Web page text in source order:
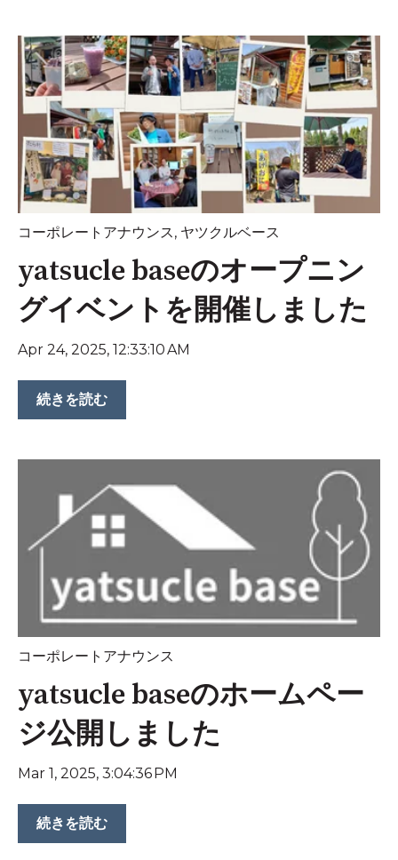
コーポレートアナウンス, ヤツクルベース
yatsucle baseのオープニン
グイベントを開催しました
Apr 24, 2025, 12:33:10 AM
続きを読む
コーポレートアナウンス
yatsucle baseのホームペー
ジ公開しました
Mar 1, 2025, 3:04:36 PM
続きを読む